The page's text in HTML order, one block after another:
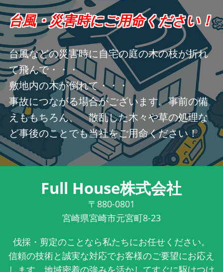
台風・災害時にご用命ください！
台風などの災害時に自宅の庭の木の枝が折れ
て飛んで・・・
敷地内の木が倒れて・・・
事故につながる場合がございます。事前の備
えももちろん、 散乱した木々や草の処理な
ど事後のことでも当社をご用命ください！
Full House株式会社
〒880-0801
宮崎県宮崎市元宮町8-23
伐採・剪定のことなら私たちにお任せください。
信頼の技術と誠実な対応でお客様のご要望にお応え